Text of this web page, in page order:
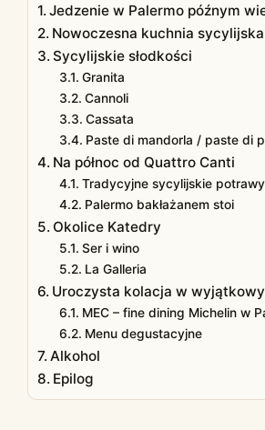
Jedzenie w Palermo późnym
Nowoczesna kuchnia sycylijska
Sycylijskie słodkości
Granita
Cannoli
Cassata
Paste di mandorla / paste di
Na północ od Quattro Canti
Tradycyjne sycylijskie potrawy
Palermo bakłażanem stoi
Okolice Katedry
Ser i wino
La Galleria
Uroczysta kolacja w
MEC – fine dining Michelin w
Menu degustacyjne
Alkohol
Epilog